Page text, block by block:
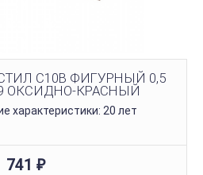
C10B ФИГУРНЫЙ 0,5
ОКСИДНО-КРАСНЫЙ
характеристики: 20 лет
741 ₽